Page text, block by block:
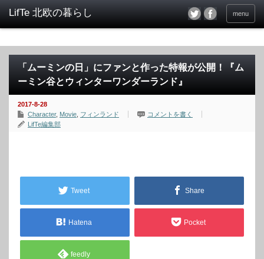
menu
「ムーミンの日」にファンと作った特報が公開！『ム
ーミン谷とウィンターワンダーランド』
2017-8-28
Character, Movie フィンランド
コメントを書く
LifTe編集部
Tweet Share
Hatena Pocket
feedly